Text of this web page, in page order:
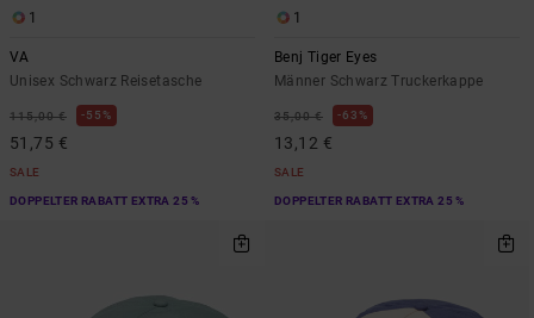
1
VA
Unisex Schwarz Reisetasche
115,00 € 55%
51,75 €
SALE
DOPPELTER RABATT EXTRA 25 %
1
Benj Tiger Eyes
Männer Schwarz Truckerkappe
35,00 € 63%
13,12 €
SALE
DOPPELTER RABATT EXTRA 25 %